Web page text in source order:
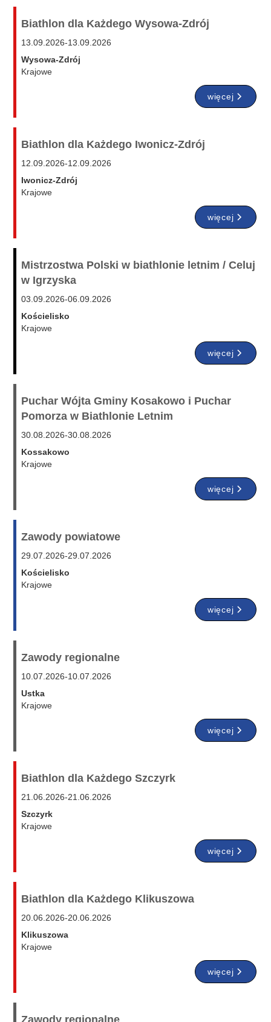
Biathlon dla Każdego Wysowa-Zdrój
13.09.2026-13.09.2026
Wysowa-Zdrój
Krajowe
więcej
Biathlon dla Każdego Iwonicz-Zdrój
12.09.2026-12.09.2026
Iwonicz-Zdrój
Krajowe
więcej
Mistrzostwa Polski w biathlonie letnim / Celuj
w Igrzyska
03.09.2026-06.09.2026
Kościelisko
Krajowe
więcej
Puchar Wójta Gminy Kosakowo i Puchar
Pomorza w Biathlonie Letnim
30.08.2026-30.08.2026
Kossakowo
Krajowe
więcej
Zawody powiatowe
29.07.2026-29.07.2026
Kościelisko
Krajowe
więcej
Zawody regionalne
10.07.2026-10.07.2026
Ustka
Krajowe
więcej
Biathlon dla Każdego Szczyrk
21.06.2026-21.06.2026
Szczyrk
Krajowe
więcej
Biathlon dla Każdego Klikuszowa
20.06.2026-20.06.2026
Klikuszowa
Krajowe
więcej